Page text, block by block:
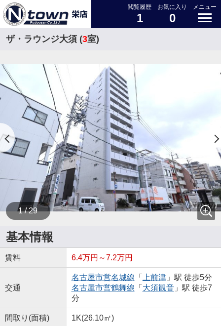
閲覧履歴
1
お気に入り
0
メニュー
ザ・ラウンジ大須 (3室)
1 / 29
基本情報
賃料 6.4万円～7.2万円
交通
名古屋市営名城線 「 上前津」駅 徒歩5分
名古屋市営鶴舞線 「 大須観音」駅 徒歩7
分
間取り(面積) 1K(26.10㎡)